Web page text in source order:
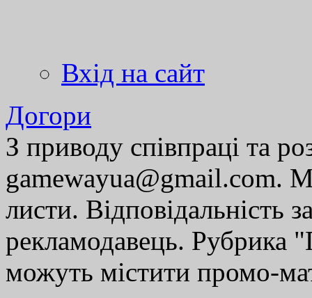
Вхід на сайт
Догори
З приводу співпраці та
gamewayua@gmail.com.
листи. Відповідальність
рекламодавець. Рубрика
можуть містити промо-